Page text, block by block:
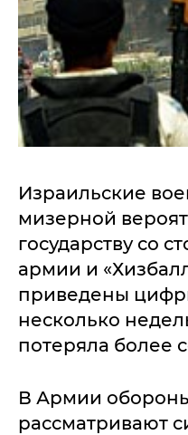
Израильские
мизерной
государству со
армии и
приведены
несколько
потеряла более
В Армии
рассматривают